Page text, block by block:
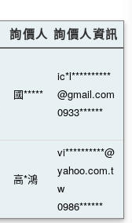
詢價人 詢價人資訊
國*****
ic*l**********
@gmail.com
0933******
高*鴻
vi**********@
yahoo.com.t
w
0986******